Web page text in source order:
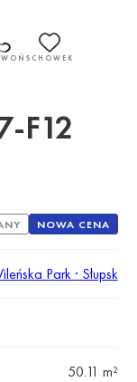
SCHOWEK
F12
NOWA CENA
Park · Słupsk
50.11 m²